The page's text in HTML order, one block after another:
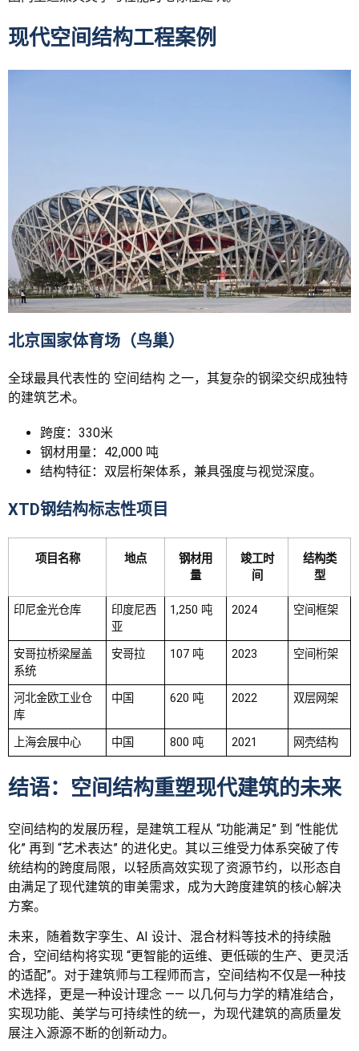
现代空间结构工程案例
北京国家体育场（鸟巢）
全球最具代表性的 空间结构 之一，其复杂的钢梁交织成独特
的建筑艺术。
跨度：330米
钢材用量：42,000 吨
结构特征：双层桁架体系，兼具强度与视觉深度。
XTD钢结构标志性项目
项目名称 地点
钢材用
量
竣工时
间
结构类
型
印尼金光仓库
印度尼西
亚
1,250 吨 2024 空间框架
安哥拉桥梁屋盖
系统
安哥拉 107 吨 2023 空间桁架
河北金欧工业仓
库
中国 620 吨 2022 双层网架
上海会展中心 中国 800 吨 2021 网壳结构
结语：空间结构重塑现代建筑的未来
空间结构的发展历程，是建筑工程从 “功能满足” 到 “性能优
化” 再到 “艺术表达” 的进化史。其以三维受力体系突破了传
统结构的跨度局限，以轻质高效实现了资源节约，以形态自
由满足了现代建筑的审美需求，成为大跨度建筑的核心解决
方案。
未来，随着数字孪生、AI 设计、混合材料等技术的持续融
合，空间结构将实现 “更智能的运维、更低碳的生产、更灵活
的适配”。对于建筑师与工程师而言，空间结构不仅是一种技
术选择，更是一种设计理念 —— 以几何与力学的精准结合，
实现功能、美学与可持续性的统一，为现代建筑的高质量发
展注入源源不断的创新动力。